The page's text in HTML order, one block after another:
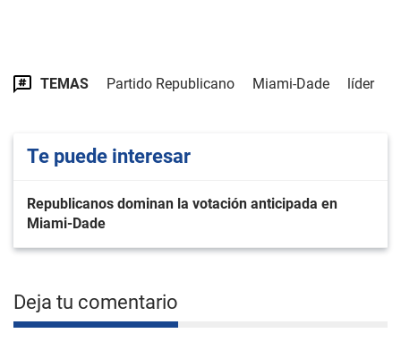
TEMAS Partido Republicano Miami-Dade líder
Te puede interesar
Republicanos dominan la votación anticipada en
Miami-Dade
Deja tu comentario